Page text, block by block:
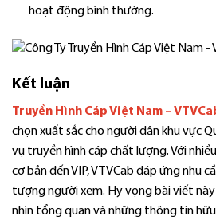
hoạt động bình thường.
Kết luận
Truyền Hình Cáp Việt Nam –
chọn xuất sắc cho người dân khu vực
vụ truyền hình cáp chất lượng. Với
cơ bản đến VIP, VTVCab đáp ứng nhu
tượng người xem. Hy vọng bài viết
nhìn tổng quan và những thông tin hữu